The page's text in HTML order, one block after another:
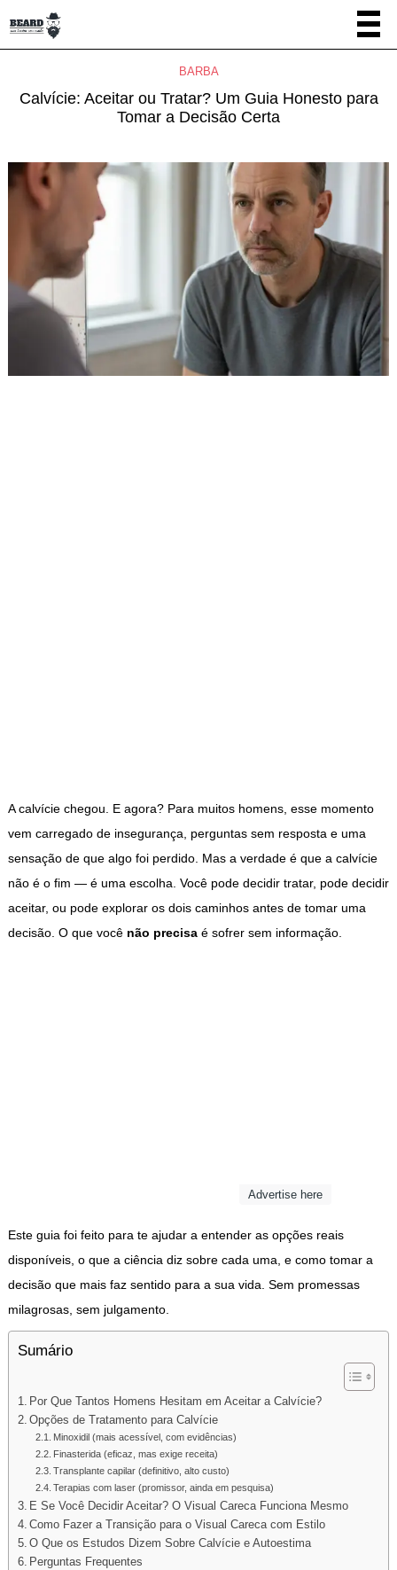
BARBA
Calvície: Aceitar ou Tratar? Um Guia Honesto para
Tomar a Decisão Certa
A calvície chegou. E agora? Para muitos homens, esse momento
vem carregado de insegurança, perguntas sem resposta e uma
sensação de que algo foi perdido. Mas a verdade é que a calvície
não é o fim — é uma escolha. Você pode decidir tratar, pode decidir
aceitar, ou pode explorar os dois caminhos antes de tomar uma
decisão. O que você não precisaé sofrer sem informação.
Advertise here
Este guia foi feito para te ajudar a entender as opções reais
disponíveis, o que a ciência diz sobre cada uma, e como tomar a
decisão que mais faz sentido para a sua vida. Sem promessas
milagrosas, sem julgamento.
Sumário
Por Que Tantos Homens Hesitam em Aceitar a Calvície?
Opções de Tratamento para Calvície
Minoxidil (mais acessível, com evidências)
Finasterida (eficaz, mas exige receita)
Transplante capilar (definitivo, alto custo)
Terapias com laser (promissor, ainda em pesquisa)
E Se Você Decidir Aceitar? O Visual Careca Funciona Mesmo
Como Fazer a Transição para o Visual Careca com Estilo
O Que os Estudos Dizem Sobre Calvície e Autoestima
Perguntas Frequentes